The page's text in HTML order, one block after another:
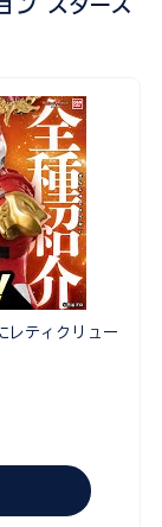
ン スターズ
レティクリュー